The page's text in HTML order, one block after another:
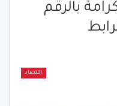
بالرقم
الرابط
اقتصاد